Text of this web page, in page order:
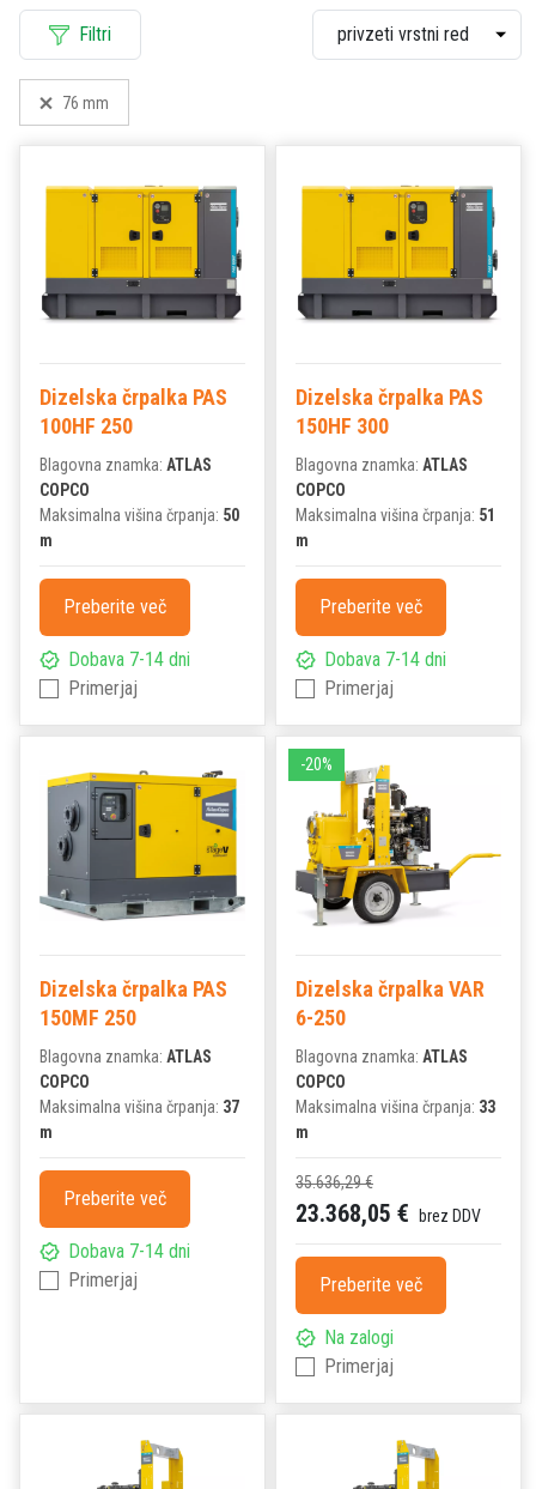
Filtri
76 mm
Dizelska črpalka PAS
100HF 250
Blagovna znamka: ATLAS
COPCO
Maksimalna višina črpanja: 50
m
Preberite več
Dobava 7-14 dni
Primerjaj
Dizelska črpalka PAS
150HF 300
Blagovna znamka: ATLAS
COPCO
Maksimalna višina črpanja: 51
m
Preberite več
Dobava 7-14 dni
Primerjaj
Dizelska črpalka PAS
150MF 250
Blagovna znamka: ATLAS
COPCO
Maksimalna višina črpanja: 37
m
Preberite več
Dobava 7-14 dni
Primerjaj
Dizelska črpalka VAR
6-250
Blagovna znamka: ATLAS
COPCO
Maksimalna višina črpanja: 33
m
35.636,29 €
23.368,05 € brez DDV
Preberite več
Na zalogi
Primerjaj
-20%